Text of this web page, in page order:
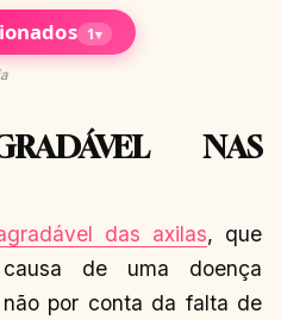
1▾
NAS
das axilas, que
de uma doença
por conta da falta de